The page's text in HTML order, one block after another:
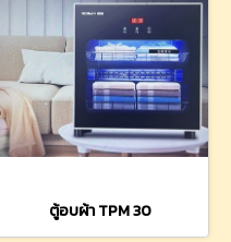
ตู้อบผ้า TPM 30